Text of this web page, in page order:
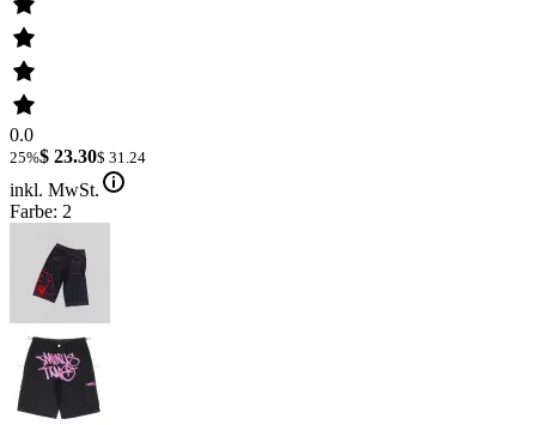
0.0
25%$ 23.30$ 31.24
inkl. MwSt.
Farbe: 2